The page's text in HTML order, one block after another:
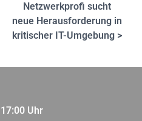
Netzwerkprofi sucht
neue Herausforderung in
kritischer IT-Umgebung >
Uhr